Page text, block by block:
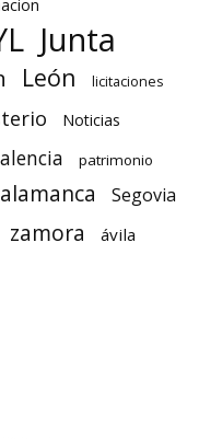
Junta
León licitaciones
Noticias
patrimonio
Segovia
zamora ávila